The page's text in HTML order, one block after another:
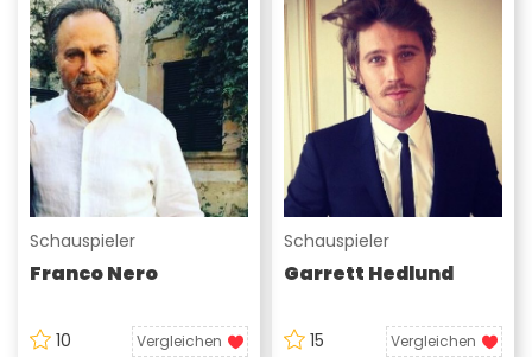
Schauspieler
Franco Nero
10 Vergleichen
Schauspieler
Garrett Hedlund
15 Vergleichen